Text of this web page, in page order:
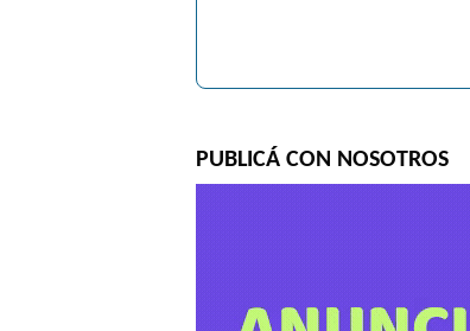
PUBLICÁ CON NOSOTROS